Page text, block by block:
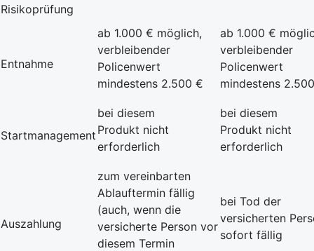
Risikoprüfung
Entnahme
ab 1.000 € möglich,
verbleibender
Policenwert
mindestens 2.500 €
ab 1.000 €
verbleibender
Policenwert
mindestens
Startmanagement
bei diesem
Produkt nicht
erforderlich
bei diesem
Produkt nicht
erforderlich
Auszahlung
zum vereinbarten
Ablauftermin fällig
(auch, wenn die
versicherte Person vor
diesem Termin
bei Tod der
versicherten
sofort fällig